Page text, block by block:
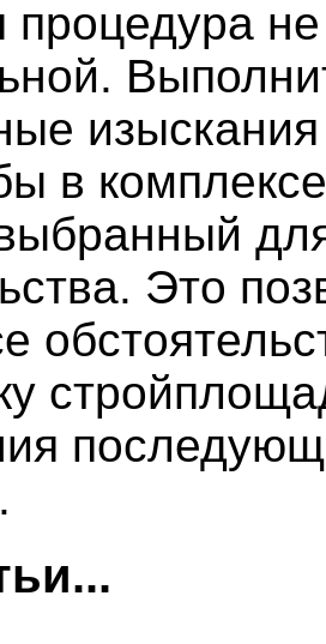
процедура
в
Это